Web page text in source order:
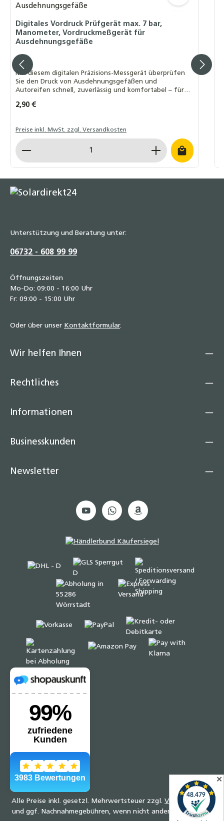
Digitales Vordruck Prüfgerät max. 7 bar,
Manometer, Vordruckmeßgerät für
Ausdehnungsgefäße
Mit diesem digitalen Präzisions-Messgerät überprüfen
Sie den Druck von Ausdehnungsgefäßen und
Autoreifen schnell, zuverlässig und komfortabel – für
Regulärer Preis:
2,90 €
Preise inkl. MwSt. zzgl. Versandkosten
Produkt Anzahl: Gib den gewünschten Wert
Unterstützung und Beratung unter:
06732 - 608 99 99
Öffnungszeiten
Mo-Do: 09:00 - 16:00 Uhr
Fr: 09:00 - 15:00 Uhr
Oder über unser Kontaktformular.
Wir helfen Ihnen
Rechtliches
Informationen
Businesskunden
Newsletter
Alle Preise inkl. gesetzl. Mehrwertsteuer zzgl. Versandkosten
und ggf. Nachnahmegebühren, wenn nicht anders angegeben.
✕